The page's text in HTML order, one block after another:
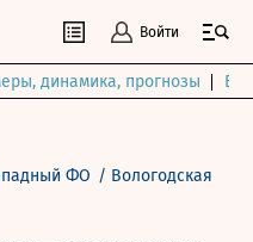
Войти
динамика, прогнозы
ФО / Вологодская